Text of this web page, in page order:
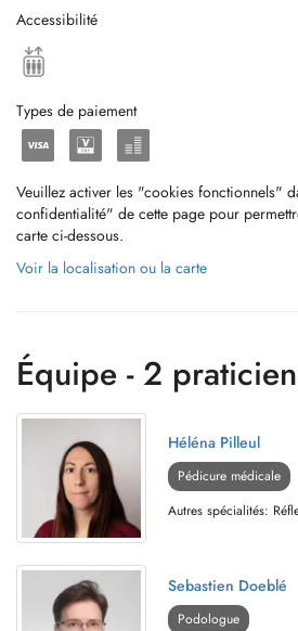
Accessibilité
Types de paiement
Veuillez activer les "cookies fonctionnels"
confidentialité" de cette page pour
carte ci-dessous.
Voir la localisation ou la carte
Équipe - 2
Héléna Pilleul
Pédicure médicale
Autres spécialités:
Sebastien Doeblé
Podologue